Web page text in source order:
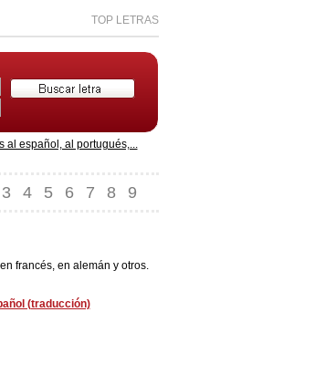
TOP LETRAS
al español, al portugués,...
3 4 5 6 7 8 9
francés, en alemán y otros.
(traducción)